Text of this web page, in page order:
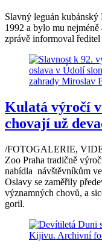
Slavný leguán
1992 a bylo mu
zprávě informoval
Kulatá výročí v
chovají už
/FOTOGALERIE,
Zoo Praha tradičně
nabídla návštěvníkům
Oslavy se zaměřily
významných chovů, a
goril.